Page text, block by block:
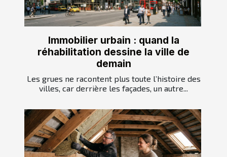
Immobilier urbain : quand la
réhabilitation dessine la ville de
demain
Les grues ne racontent plus toute l’histoire des
villes, car derrière les façades, un autre...